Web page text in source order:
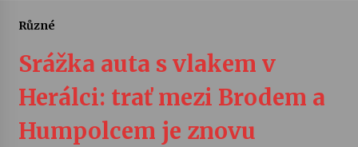
Vernisáž výstavy Josefíny Duškové: Stávám se
30. 7. 2026
Veselí muzikanti
Různé
Srážka auta s vlakem v
Herálci: trať mezi Brodem a
Humpolcem je znovu